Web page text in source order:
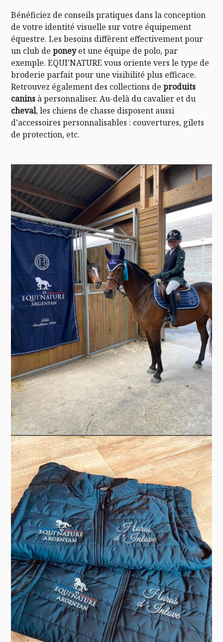
Bénéficiez de conseils pratiques dans la conception
de votre identité visuelle sur votre équipement
équestre. Les besoins diffèrent effectivement pour
un club deponeyet une équipe de polo, par
exemple. EQUI'NATURE vous oriente vers le type de
broderie parfait pour une visibilité plus efficace.
Retrouvez également des collections deproduits
canins à personnaliser. Au-delà du cavalier et du
cheval, les chiens de chasse disposent aussi
d’accessoires personnalisables : couvertures, gilets
de protection, etc.